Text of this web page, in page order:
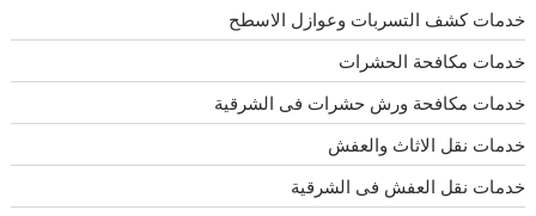
خدمات كشف التسربات وعوازل الاسطح
خدمات مكافحة الحشرات
خدمات مكافحة ورش حشرات فى الشرقية
خدمات نقل الاثاث والعفش
خدمات نقل العفش فى الشرقية